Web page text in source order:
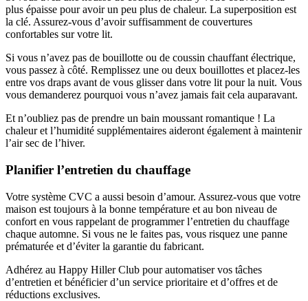
plus épaisse pour avoir un peu plus de chaleur. La superposition est
la clé. Assurez-vous d’avoir suffisamment de couvertures
confortables sur votre lit.
Si vous n’avez pas de bouillotte ou de coussin chauffant électrique,
vous passez à côté. Remplissez une ou deux bouillottes et placez-les
entre vos draps avant de vous glisser dans votre lit pour la nuit. Vous
vous demanderez pourquoi vous n’avez jamais fait cela auparavant.
Et n’oubliez pas de prendre un bain moussant romantique ! La
chaleur et l’humidité supplémentaires aideront également à maintenir
l’air sec de l’hiver.
Planifier l’entretien du chauffage
Votre système CVC a aussi besoin d’amour. Assurez-vous que votre
maison est toujours à la bonne température et au bon niveau de
confort en vous rappelant de programmer l’entretien du chauffage
chaque automne. Si vous ne le faites pas, vous risquez une panne
prématurée et d’éviter la garantie du fabricant.
Adhérez au Happy Hiller Club pour automatiser vos tâches
d’entretien et bénéficier d’un service prioritaire et d’offres et de
réductions exclusives.